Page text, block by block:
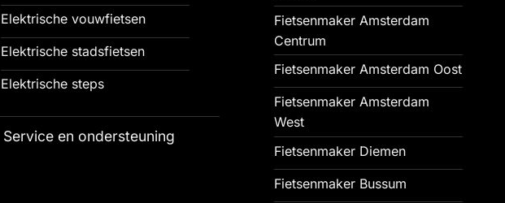
Elektrische vouwfietsen
Elektrische stadsfietsen
Elektrische steps
Service en ondersteuning
Fietsenmaker Amsterdam
Centrum
Fietsenmaker Amsterdam Oost
Fietsenmaker Amsterdam
West
Fietsenmaker Diemen
Fietsenmaker Bussum